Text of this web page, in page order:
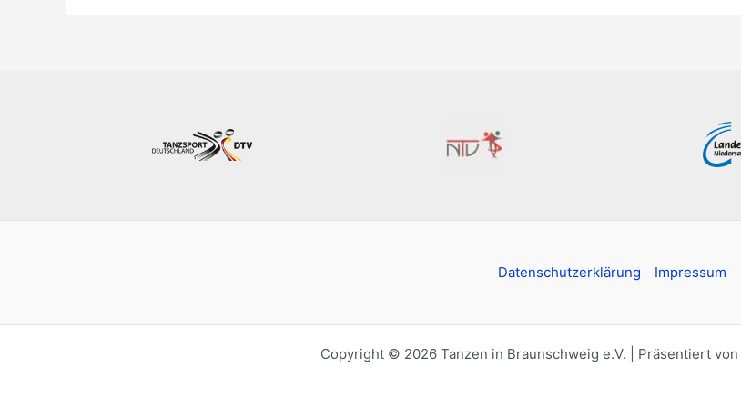
Datenschutzerklärung Impressum
Copyright © 2026 Tanzen in Braunschweig e.V. | Präsentiert von